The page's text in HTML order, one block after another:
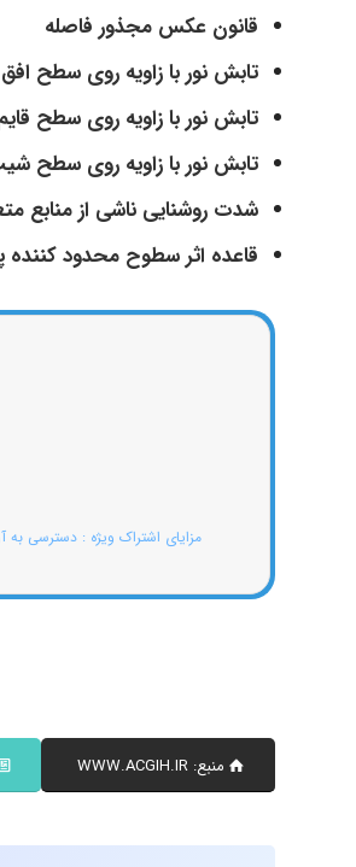
قانون عکس مجذور فاصله
تابش نور با زاویه روی سطح افق
تابش نور با زاویه روی سطح
تابش نور با زاویه روی سطح
شدت روشنایی ناشی از منابع
قاعده اثر سطوح محدود
مزایای اشتراک ویژه : دسترسی
منبع: WWW.ACGIH.IR